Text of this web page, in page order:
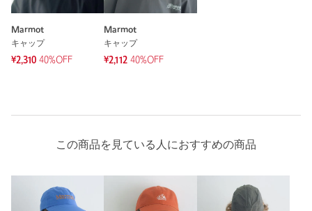
サイズ 54cm-56cm(FREE)
Marmot
キャップ
¥2,310 40%OFF
Marmot
キャップ
¥2,112 40%OFF
この商品を見ている人におすすめの商品